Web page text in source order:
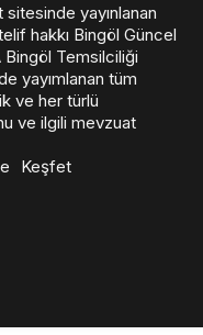
yayınlanan
hakkı Bingöl Güncel
Temsilciliği
yayımlanan tüm
ve her türlü
ve ilgili mevzuat
Keşfet